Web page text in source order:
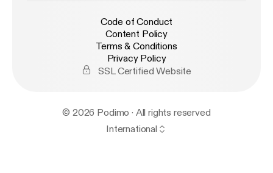
Code of Conduct
Content Policy
Terms & Conditions
Privacy Policy
SSL Certified Website
© 2026 Podimo · All rights reserved
International